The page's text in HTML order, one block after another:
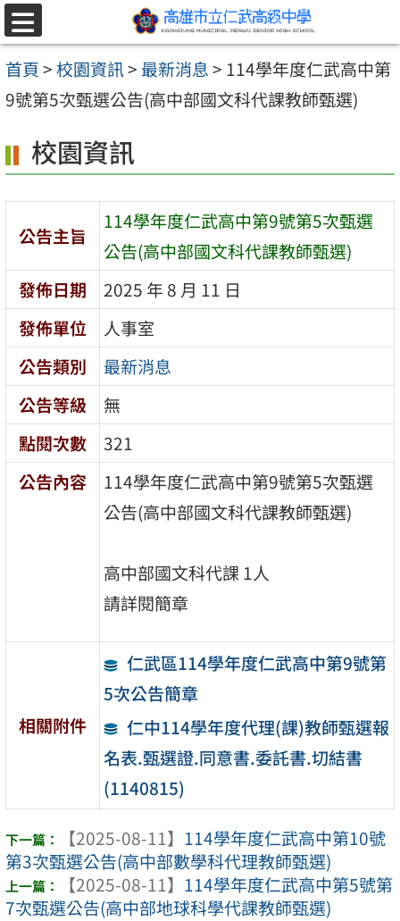
跳至主要內容區
選
單
首頁>校園資訊> 最新消息> 114學年度仁武高中第
9號第5次甄選公告(高中部國文科代課教師甄選)
校園資訊
公告主旨
114學年度仁武高中第9號第5次甄選
公告(高中部國文科代課教師甄選)
發佈日期
2025 年 8 月 11 日
發佈單位
人事室
公告類別
最新消息
公告等級
無
點閱次數
321
公告內容
114學年度仁武高中第9號第5次甄選
公告(高中部國文科代課教師甄選)
高中部國文科代課 1人
請詳閱簡章
相關附件
仁武區114學年度仁武高中第9號第
5次公告簡章
仁中114學年度代理(課)教師甄選報
名表.甄選證.同意書.委託書.切結書
(1140815)
【2025-08-11】 114學年度仁武高中第10號
第3次甄選公告(高中部數學科代理教師甄選)
【2025-08-11】 114學年度仁武高中第5號第
7次甄選公告(高中部地球科學代課教師甄選)